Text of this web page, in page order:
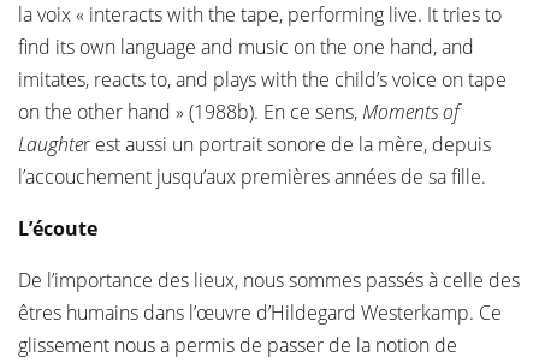
la voix « interacts with the tape, performing live. It tries to
find its own language and music on the one hand, and
imitates, reacts to, and plays with the child’s voice on tape
on the other hand » (1988b). En ce sens, Moments of
Laughter est aussi un portrait sonore de la mère, depuis
l’accouchement jusqu’aux premières années de sa fille.
L’écoute
De l’importance des lieux, nous sommes passés à celle des
êtres humains dans l’œuvre d’Hildegard Westerkamp. Ce
glissement nous a permis de passer de la notion de